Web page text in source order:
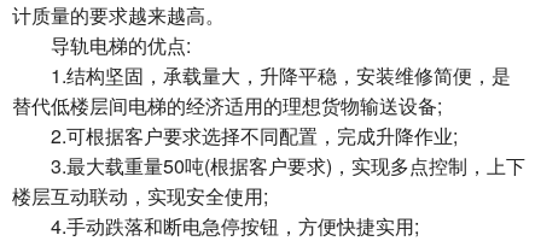
计质量的要求越来越高。
导轨电梯的优点:
1.结构坚固，承载量大，升降平稳，安装维修简便，是
替代低楼层间电梯的经济适用的理想货物输送设备;
2.可根据客户要求选择不同配置，完成升降作业;
3.最大载重量50吨(根据客户要求)，实现多点控制，上下
楼层互动联动，实现安全使用;
4.手动跌落和断电急停按钮，方便快捷实用;